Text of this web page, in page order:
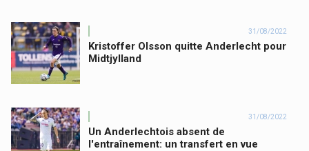
31/08/2022
Kristoffer Olsson quitte Anderlecht pour
Midtjylland
31/08/2022
Un Anderlechtois absent de
l'entraînement: un transfert en vue